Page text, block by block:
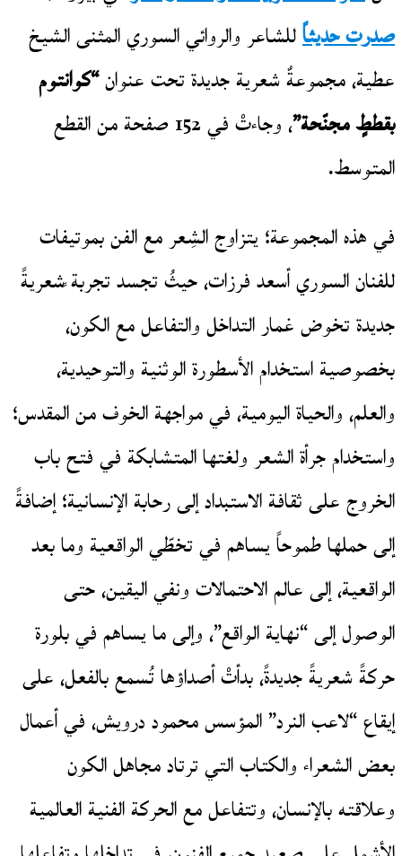
صدرت حديثاًللشاعر والروائي السوري المثنى الشيخ
عطية، مجموعةٌ شعرية جديدة تحت عنوان“كوانتوم
بقططٍ مجنّحة”
، وجاءتْ في 152 صفحة من القطع
المتوسط.
في هذه المجموعة؛ يتزاوج الشِعر مع الفن بموتيفات
للفنان السوري أسعد فرزات، حيثُ تجسد تجربة ًشعريةً
جديدة تخوض غمار التداخل والتفاعل مع الكون،
بخصوصية استخدام الأسطورة الوثنية والتوحيدية،
والعلم، والحياة اليومية، في مواجهة الخوف من المقدس؛
واستخدام جرأة الشعر ولغتها المتشابكة في فتح باب
الخروج على ثقافة الاستبداد إلى رحابة الإنسانية؛ إضافةً
إلى حملها طموحاً يساهم في تخطّي الواقعية وما بعد
الواقعية، إلى عالم الاحتمالات ونفي اليقين، حتى
الوصول إلى “نهاية الواقع”، وإلى ما يساهم في بلورة
حركةً شعريةً جديدةً، بدأتْ أصداؤها تُسمع بالفعل، على
إيقاع “لاعب النرد” المؤسس محمود درويش، في أعمال
بعض الشعراء والكتاب التي ترتاد مجاهل الكون
وعلاقته بالإنسان، وتتفاعل مع الحركة الفنية العالمية